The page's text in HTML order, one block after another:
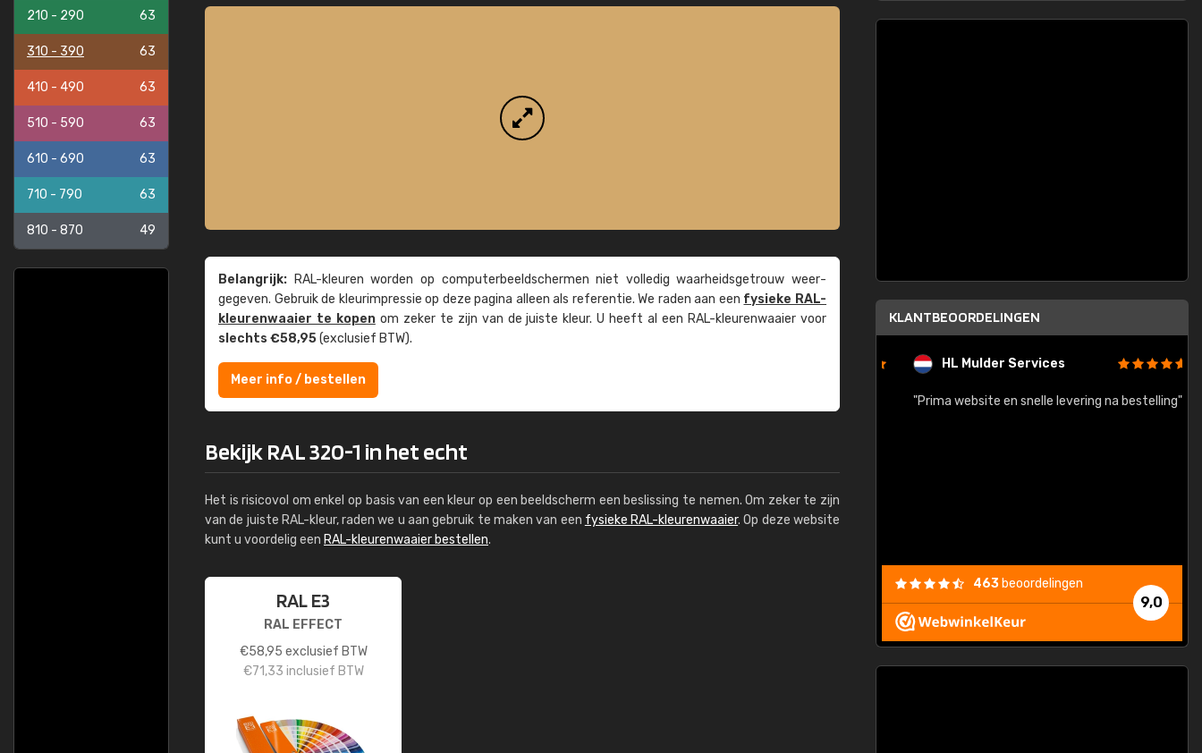
210 - 290 63
310 - 390 63
410 - 490 63
510 - 590 63
610 - 690 63
710 - 790 63
810 - 870 49
Belangrijk: RAL-kleuren worden op computer­beeld­schermen niet volledig waarheids­­getrouw weer­
gegeven. Gebruik de kleur­impressie op deze pagina alleen als referentie. We raden aan een fysieke RAL-
kleuren­waaier te kopenom zeker te zijn van de juiste kleur. U heeft al een RAL-kleuren­waaier voor
slechts €58,95(exclusief BTW).
Meer info / bestellen
Bekijk RAL 320-1 in het echt
Het is risicovol om enkel op basis van een kleur op een beeldscherm een beslissing te nemen. Om zeker te zijn
van de juiste RAL-kleur, raden we u aan gebruik te maken van een fysieke RAL-kleurenwaaier. Op deze website
kunt u voordelig een RAL-kleurenwaaier bestellen.
RAL E3
RAL EFFECT
€58,95 exclusief BTW
€71,33 inclusief BTW
KLANTBEOORDELINGEN
HL Mulder Services
"Prima website en snelle levering na bestelling"
9,0
463 beoordelingen